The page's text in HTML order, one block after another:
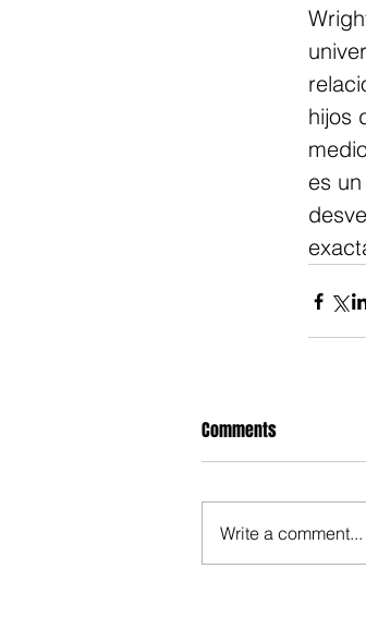
hijos
es
Comments
Write a comment...